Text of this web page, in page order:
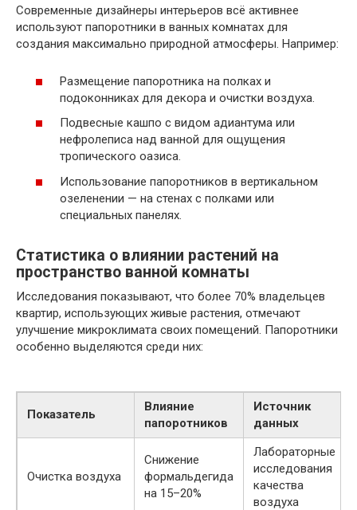
Современные дизайнеры интерьеров всё активнее
используют папоротники в ванных комнатах для
создания максимально природной атмосферы. Например:
Размещение папоротника на полках и
подоконниках для декора и очистки воздуха.
Подвесные кашпо с видом адиантума или
нефролеписа над ванной для ощущения
тропического оазиса.
Использование папоротников в вертикальном
озеленении — на стенах с полками или
специальных панелях.
Статистика о влиянии растений на
пространство ванной комнаты
Исследования показывают, что более 70% владельцев
квартир, использующих живые растения, отмечают
улучшение микроклимата своих помещений. Папоротники
особенно выделяются среди них:
Показатель
Влияние
папоротников
Источник
данных
Очистка воздуха
Снижение
формальдегида
на 15–20%
Лабораторные
исследования
качества
воздуха